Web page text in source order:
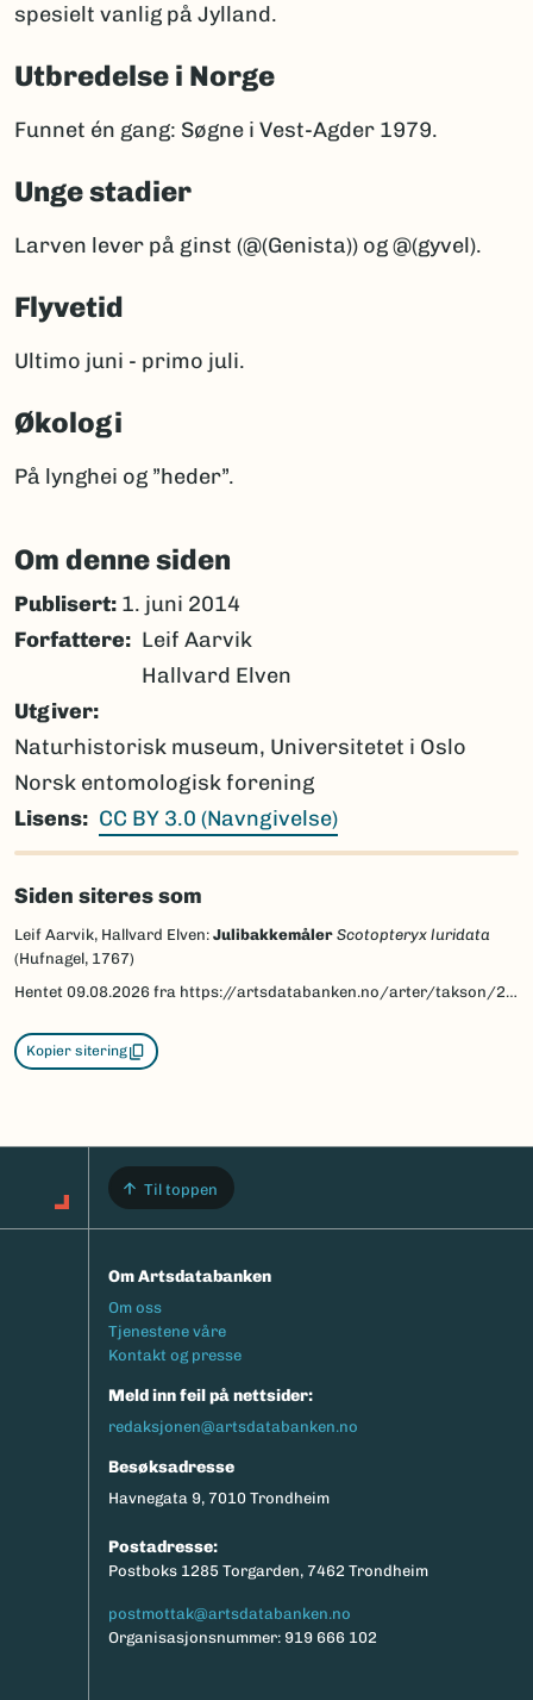
spesielt vanlig på Jylland.
Utbredelse i Norge
Funnet én gang: Søgne i Vest-Agder 1979.
Unge stadier
Larven lever på ginst (@(Genista)) og @(gyvel).
Flyvetid
Ultimo juni - primo juli.
Økologi
På lynghei og ”heder”.
Om denne siden
Publisert: 1. juni 2014
Forfattere
Leif Aarvik
Hallvard Elven
Utgiver
Naturhistorisk museum, Universitetet i Oslo
Norsk entomologisk forening
Lisens
CC BY 3.0 (Navngivelse)
Siden siteres som
Leif Aarvik, Hallvard Elven: Julibakkemåler Scotopteryx luridata
(Hufnagel, 1767)
Hentet 09.08.2026 fra https://artsdatabanken.no/arter/takson/29970/beskrivelse
Kopier sitering
Til toppen
Om Artsdatabanken
Footermeny
Om oss
Tjenestene våre
Kontakt og presse
Meld inn feil på nettsider:
redaksjonen@artsdatabanken.no
Besøksadresse
Havnegata 9, 7010 Trondheim
Postadresse:
Postboks 1285 Torgarden, 7462 Trondheim
postmottak@artsdatabanken.no
Organisasjonsnummer: 919 666 102